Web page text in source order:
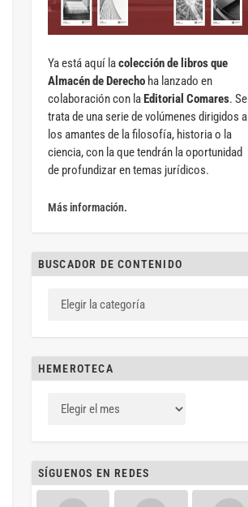
Ya está aquí lacolección de libros que
Almacén de Derechoha lanzado en
colaboración con laEditorial Comares. Se
trata de una serie de volúmenes dirigidos a
los amantes de la filosofía, historia o la
ciencia, con la que tendrán la oportunidad
de profundizar en temas jurídicos.
Más información.
BUSCADOR DE CONTENIDO
HEMEROTECA
SÍGUENOS EN REDES